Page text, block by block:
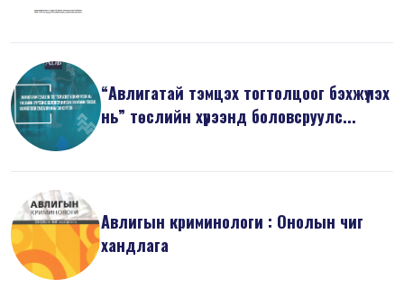
“Авлигатай тэмцэх тогтолцоог бэхжүүлэх
нь” төслийн хүрээнд боловсруулс...
Авлигын криминологи : Онолын чиг
хандлага